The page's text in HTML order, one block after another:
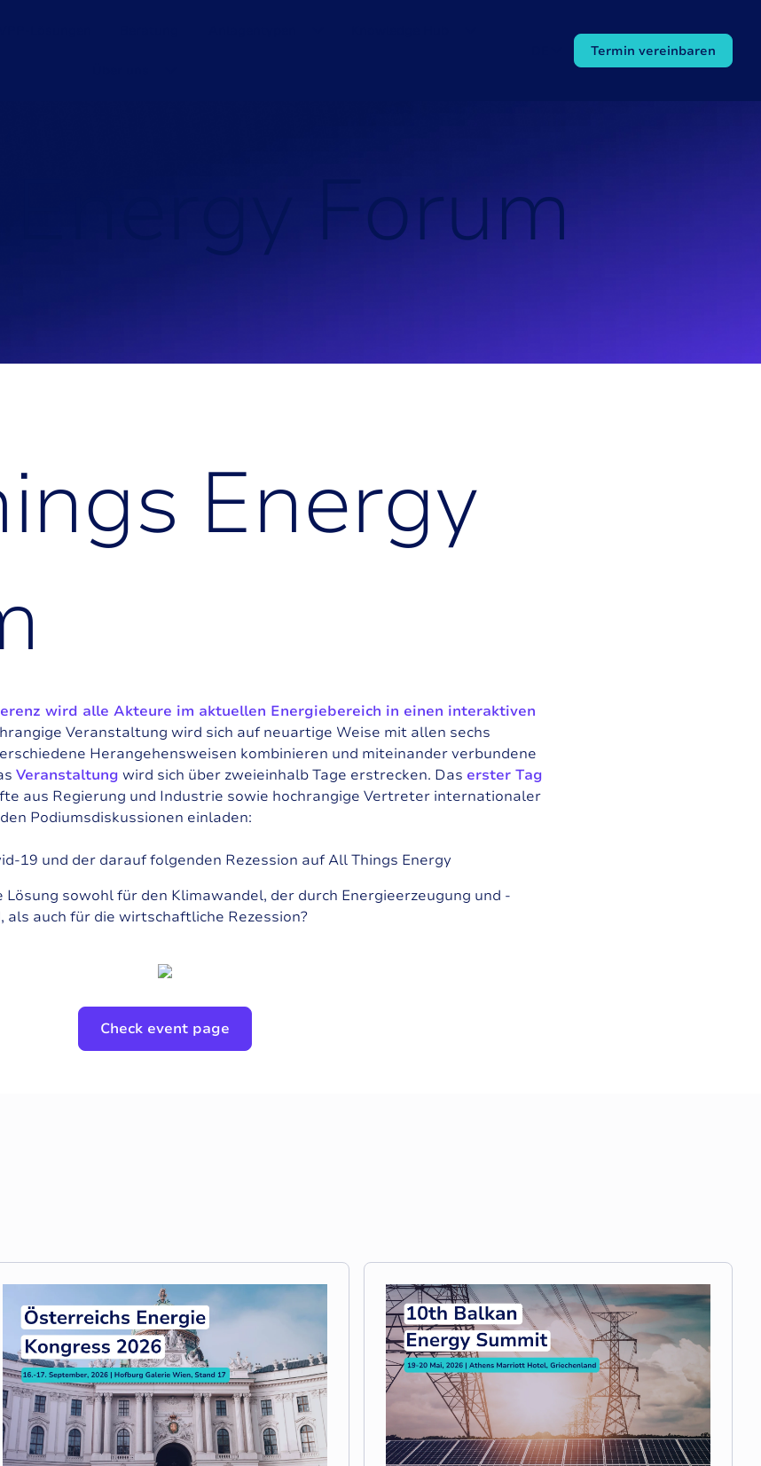
Termin vereinbaren
Forum
ings Energy
wird alle Akteure im aktuellen Energiebereich in einen interaktiven
Veranstaltung wird sich auf neuartige Weise mit allen sechs
Herangehensweisen kombinieren und miteinander verbundene
Veranstaltung wird sich über zweieinhalb Tage erstrecken. Das erster Tag
aus Regierung und Industrie sowie hochrangige Vertreter internationaler
Podiumsdiskussionen einladen:
19 und der darauf folgenden Rezession auf All Things Energy
Lösung sowohl für den Klimawandel, der durch Energieerzeugung und -
auch für die wirtschaftliche Rezession?
Check event page